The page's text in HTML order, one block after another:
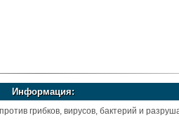
Информация:
грибков, вирусов, бактерий и